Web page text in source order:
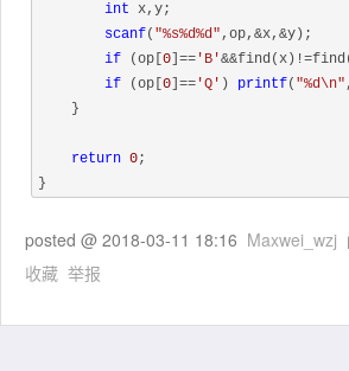
int x,y;
scanf( "%s%d%d" ,op,&x,&y);
if (op[ 0 ]== 'B'
if (op[ 0 ]== 'Q' ) printf( "%d\n"
return 0;
}
posted @ 2018-03-11 18:16 Maxwei_wzj
收藏 举报